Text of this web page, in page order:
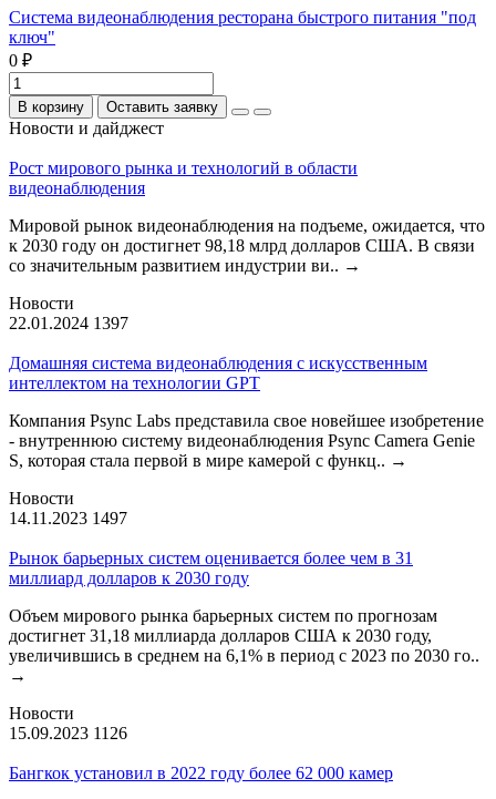
Система видеонаблюдения ресторана быстрого питания "под
ключ"
0 ₽
В корзину Оставить заявку
Новости и дайджест
Рост мирового рынка и технологий в области
видеонаблюдения
Мировой рынок видеонаблюдения на подъеме, ожидается, что
к 2030 году он достигнет 98,18 млрд долларов США. В связи
со значительным развитием индустрии ви.. →
Новости
22.01.2024 1397
Домашняя система видеонаблюдения с искусственным
интеллектом на технологии GPT
Компания Psync Labs представила свое новейшее изобретение
- внутреннюю систему видеонаблюдения Psync Camera Genie
S, которая стала первой в мире камерой с функц.. →
Новости
14.11.2023 1497
Рынок барьерных систем оценивается более чем в 31
миллиард долларов к 2030 году
Объем мирового рынка барьерных систем по прогнозам
достигнет 31,18 миллиарда долларов США к 2030 году,
увеличившись в среднем на 6,1% в период с 2023 по 2030 го..
→
Новости
15.09.2023 1126
Бангкок установил в 2022 году более 62 000 камер